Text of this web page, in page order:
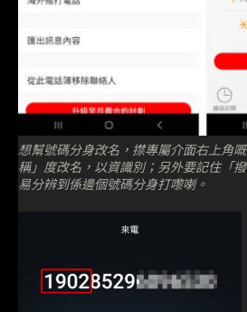
想幫號碼分身改名，㩒專屬介面右上角
稱」度改名，以資識別；另外要記住「
易分辨到係邊個號碼分身打嚟喇。